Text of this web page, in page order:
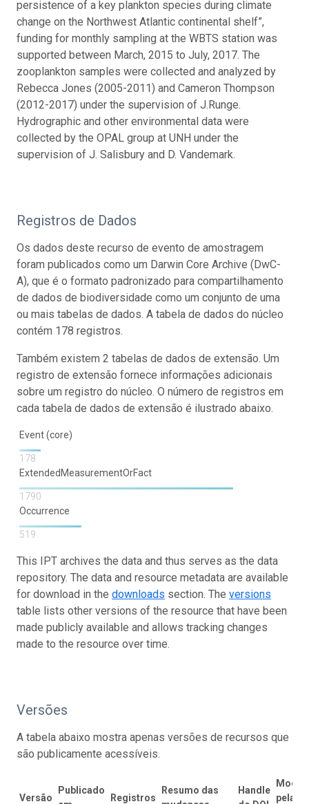
persistence of a key plankton species during climate
change on the Northwest Atlantic continental shelf”,
funding for monthly sampling at the WBTS station was
supported between March, 2015 to July, 2017. The
zooplankton samples were collected and analyzed by
Rebecca Jones (2005-2011) and Cameron Thompson
(2012-2017) under the supervision of J.Runge.
Hydrographic and other environmental data were
collected by the OPAL group at UNH under the
supervision of J. Salisbury and D. Vandemark.
Registros de Dados
Os dados deste recurso de evento de amostragem
foram publicados como um Darwin Core Archive (DwC-
A), que é o formato padronizado para compartilhamento
de dados de biodiversidade como um conjunto de uma
ou mais tabelas de dados. A tabela de dados do núcleo
contém 178 registros.
Também existem 2 tabelas de dados de extensão. Um
registro de extensão fornece informações adicionais
sobre um registro do núcleo. O número de registros em
cada tabela de dados de extensão é ilustrado abaixo.
Event (core)
178
ExtendedMeasurementOrFact
1790
Occurrence
519
This IPT archives the data and thus serves as the data
repository. The data and resource metadata are available
for download in the downloads section. The versions
table lists other versions of the resource that have been
made publicly available and allows tracking changes
made to the resource over time.
Versões
A tabela abaixo mostra apenas versões de recursos que
são publicamente acessíveis.
Versão
Publicado
Registros
Resumo das
Handle
pela